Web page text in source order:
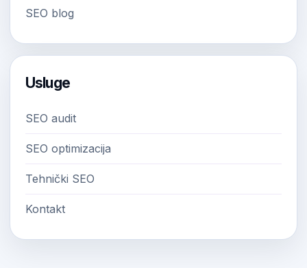
SEO blog
Usluge
SEO audit
SEO optimizacija
Tehnički SEO
Kontakt